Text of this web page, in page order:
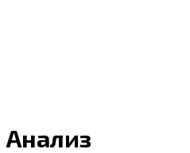
Анализ